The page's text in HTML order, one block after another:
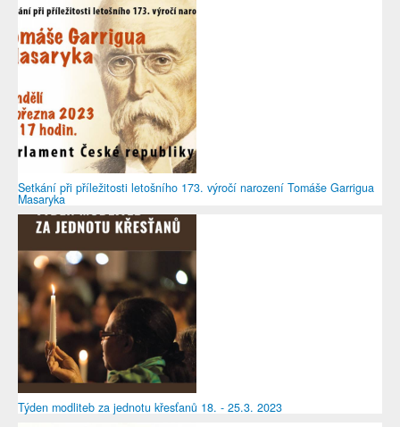
Setkání při příležitosti letošního 173. výročí narození Tomáše Garrigua
Masaryka
Týden modliteb za jednotu křesťanů 18. - 25.3. 2023